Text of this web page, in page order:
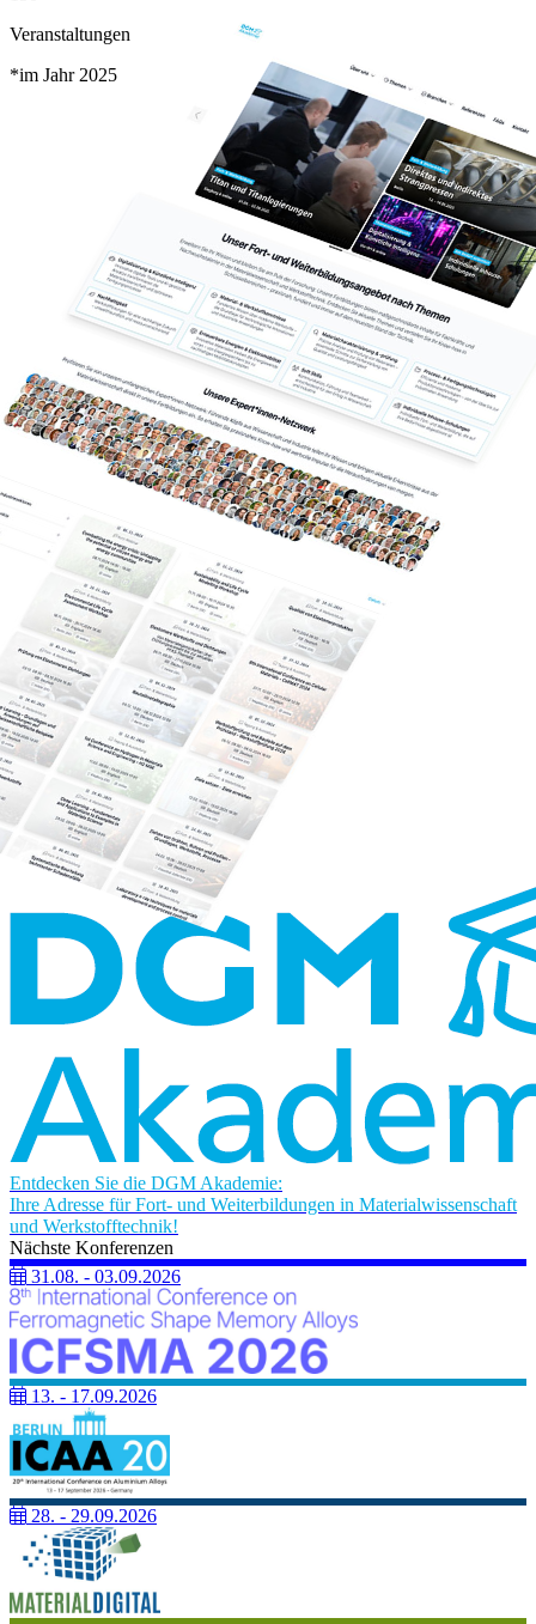
Veranstaltungen
*im Jahr 2025
Entdecken Sie die DGM Akademie:
Ihre Adresse fürFort- und Weiterbildungen in Materialwissenschaft
und Werkstofftechnik!
Nächste Konferenzen
31.08. - 03.09.2026
13. - 17.09.2026
28. - 29.09.2026